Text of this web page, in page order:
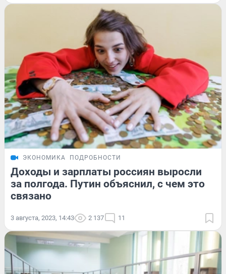
ЭКОНОМИКА ПОДРОБНОСТИ
Доходы и зарплаты россиян выросли
за полгода. Путин объяснил, с чем это
связано
3 августа, 2023, 14:43 2 137 11